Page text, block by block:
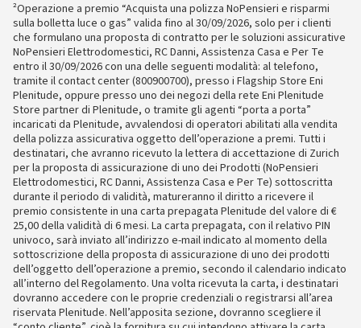
²Operazione a premio “Acquista una polizza NoPensieri e risparmi
sulla bolletta luce o gas” valida fino al 30/09/2026, solo per i clienti
che formulano una proposta di contratto per le soluzioni assicurative
NoPensieri Elettrodomestici, RC Danni, Assistenza Casa e Per Te
entro il 30/09/2026 con una delle seguenti modalità: al telefono,
tramite il contact center (800900700), presso i Flagship Store Eni
Plenitude, oppure presso uno dei negozi della rete Eni Plenitude
Store partner di Plenitude, o tramite gli agenti “porta a porta”
incaricati da Plenitude, avvalendosi di operatori abilitati alla vendita
della polizza assicurativa oggetto dell’operazione a premi. Tutti i
destinatari, che avranno ricevuto la lettera di accettazione di Zurich
per la proposta di assicurazione di uno dei Prodotti (NoPensieri
Elettrodomestici, RC Danni, Assistenza Casa e Per Te) sottoscritta
durante il periodo di validità, matureranno il diritto a ricevere il
premio consistente in una carta prepagata Plenitude del valore di €
25,00 della validità di 6 mesi. La carta prepagata, con il relativo PIN
univoco, sarà inviato all’indirizzo e-mail indicato al momento della
sottoscrizione della proposta di assicurazione di uno dei prodotti
dell’oggetto dell’operazione a premio, secondo il calendario indicato
all’interno del Regolamento. Una volta ricevuta la carta, i destinatari
dovranno accedere con le proprie credenziali o registrarsi all’area
riservata Plenitude. Nell’apposita sezione, dovranno scegliere il